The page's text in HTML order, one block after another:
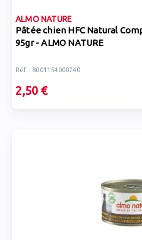
ALMO NATURE
Pâtée chien HFC Natural
95gr - ALMO NATURE
Réf : 8001154000740
2,50 €